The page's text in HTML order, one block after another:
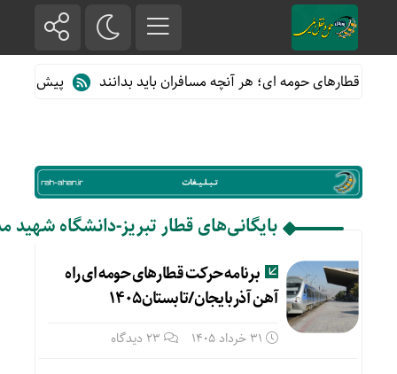
از قطارهای حومه ای؛ هر آنچه مسافران باید بدانند پیش فروش
بایگانی‌های قطار تبریز-دانشگاه شهید
برنامه حرکت قطارهای حومه ای راه
آهن آذربایجان/تابستان۱۴۰۵
31 خرداد 1405 23 دیدگاه